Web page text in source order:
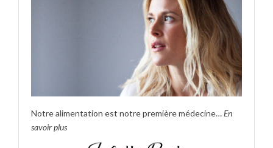
Notre alimentation est notre première médecine…En
savoir plus